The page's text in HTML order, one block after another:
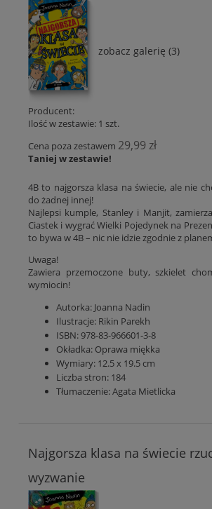
zobacz galerię (3)
Producent:
Ilość w zestawie: 1 szt.
Cena poza zestawem 29,99 zł
Taniej w zestawie!
4B to najgorsza klasa na świecie, ale nie
do żadnej innej!
Najlepsi kumple, Stanley i Manjit,
Ciastek i wygrać Wielki Pojedynek na
to bywa w 4B – nic nie idzie zgodnie z
Uwaga!
Zawiera przemoczone buty, szkielet
wymiocin!
Autorka: Joanna Nadin
Ilustracje: Rikin Parekh
ISBN: 978-83-966601-3-8
Okładka: Oprawa miękka
Wymiary: 12.5 x 19.5 cm
Liczba stron: 184
Tłumaczenie:Agata Mietlicka
Najgorsza klasa na świecie
wyzwanie